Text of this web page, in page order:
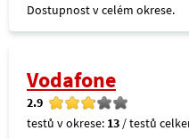
Dostupnost v celém okrese.
Vodafone
2.9
testů v okrese: 13 / testů